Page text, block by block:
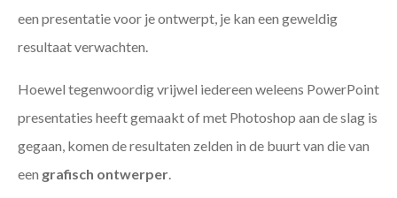
een presentatie voor je ontwerpt, je kan een geweldig
resultaat verwachten.
Hoewel tegenwoordig vrijwel iedereen weleens PowerPoint
presentaties heeft gemaakt of met Photoshop aan de slag is
gegaan, komen de resultaten zelden in de buurt van die van
een grafisch ontwerper